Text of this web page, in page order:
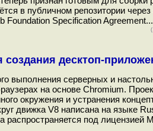
в публичном репозитории
Specification Agreement...
десктоп-
выполнения серверных и
на основе Chromium.
окружения и устранения
движка V8 написана на языке
под лицензией